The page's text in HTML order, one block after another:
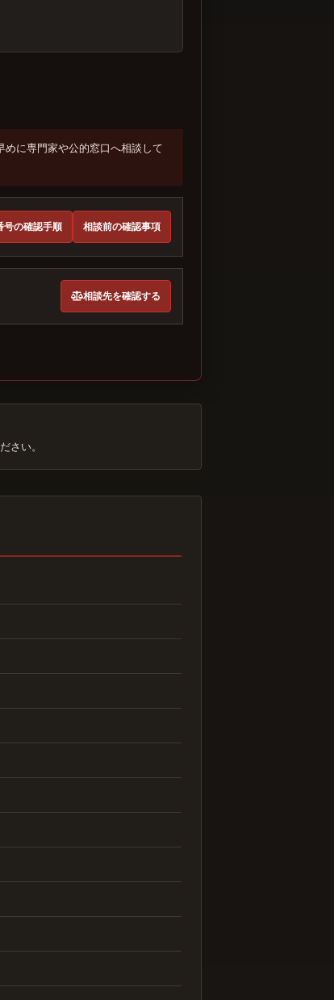
に専門家や公的窓口へ相談して
号の確認手順 相談前の確認事項
相談先を確認する
さい。